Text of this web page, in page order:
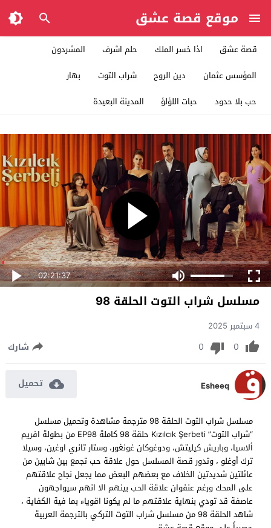
موقع قصة عشق
قصة عشق اذا خسر الملك حلم اشرف
المشردون
المؤسس عثمان
دين الروح شراب التوت
بهار
حب بلا حدود
حبات اللؤلؤ المدينة البعيدة
02:21:37
مسلسل شراب التوت الحلقة 98
4 سبتمبر 2025
0
0 شارك
Esheeq تحميل
مسلسل شراب التوت الحلقة 98 مترجمة مشاهدة وتحميل مسلسل
“شراب التوت” Kızılcık Şerbeti حلقة 98 كاملة EP98 من بطولة افريم
ألاسيا، وباريش كيليتش، ودوغوكان غونغور، وستار تانري اوغين، وسيلا
ترك أوغلو ، وتدور قصة المسلسل حول علاقة حب تجمع بين شابين من
عائلتين شديدتين الخلاف مع بعضهم البعض مما يجعل نجاح علاقتهم
على المحك ورغم عنفوان علاقة الحب بينهم الا انهم سيواجهون
عاصفة قد تودي بنهاية علاقتهم ما لم يكونا اقوياء بما فية الكفاية ،
شاهد الحلقة 98 من مسلسل شراب التوت التركي بالترجمة العربية